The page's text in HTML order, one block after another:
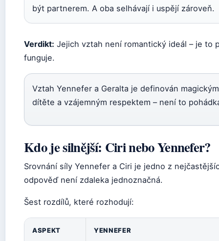
být partnerem. A oba selhávají i uspějí zároveň.
Verdikt: Jejich vztah není romantický ideál – je to
funguje.
Vztah Yennefer a Geralta je definován
dítěte a vzájemným respektem – není to
Kdo je silnější: Ciri nebo Yennefer?
Srovnání síly Yennefer a Ciri je jedno z
odpověď není zdaleka jednoznačná.
Šest rozdílů, které rozhodují:
ASPEKT YENNEFER